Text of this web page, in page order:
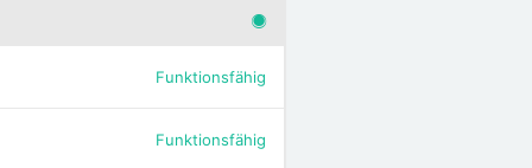
Funktionsfähig
Funktionsfähig